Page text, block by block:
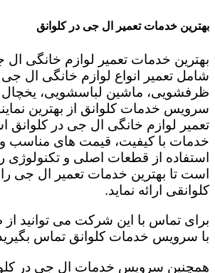
بهترین خدمات تعمیر ال جی در کلوانق
بهترین خدمات تعمیر لوازم خانگی ال
شامل تعمیر انواع لوازم خانگی ال جی
ظرفشویی، ماشین لباسشویی،
سرویس خدمات کلوانق از بهترین
تعمیر لوازم خانگی ال جی در کلوانق
خدمات با کیفیت، قیمت های مناسب
استفاده از قطعات اصلی و تکنولوژی
است تا بهترین خدمات تعمیر ال جی
کلوانقی ارائه نماید.
برای تماس با این شرکت می توانید از
با سرویس خدمات کلوانق تماس
همچنین سرویس خدمات ال جی در